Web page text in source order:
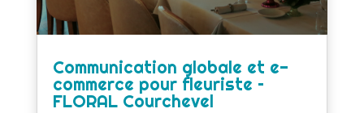
Communication globale et e-
commerce pour fleuriste –
FLORAL Courchevel